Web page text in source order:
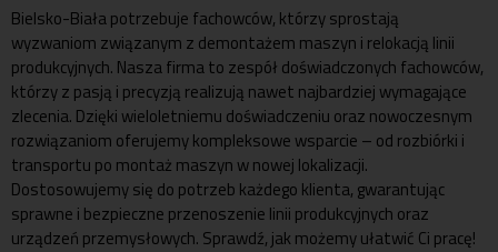
Bielsko-Biała potrzebuje fachowców, którzy sprostają
wyzwaniom związanym z demontażem maszyn i relokacją linii
produkcyjnych. Nasza firma to zespół doświadczonych fachowców,
którzy z pasją i precyzją realizują nawet najbardziej wymagające
zlecenia. Dzięki wieloletniemu doświadczeniu oraz nowoczesnym
rozwiązaniom oferujemy kompleksowe wsparcie – od rozbiórki i
transportu po montaż maszyn w nowej lokalizacji.
Dostosowujemy się do potrzeb każdego klienta, gwarantując
sprawne i bezpieczne przenoszenie linii produkcyjnych oraz
urządzeń przemysłowych. Sprawdź, jak możemy ułatwić Ci pracę!